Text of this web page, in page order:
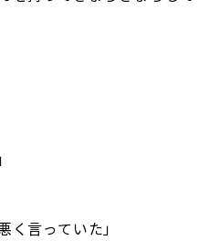
く言っていた」